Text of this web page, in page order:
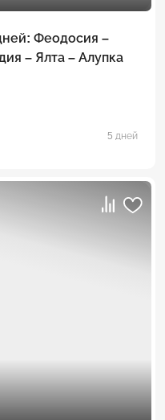
Феодосия –
– Ялта – Алупка
5 дней